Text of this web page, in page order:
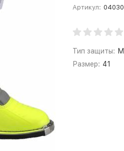
Артикул:
Тип защиты:
Размер: 41